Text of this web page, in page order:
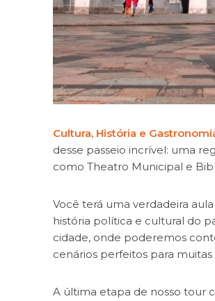
Cultura, História e
desse passeio incrível: uma
como Theatro Municipal e
Você terá uma verdadeira
história política e cultural do
cidade, onde poderemos
cenários perfeitos para muitas
A última etapa de nosso tour